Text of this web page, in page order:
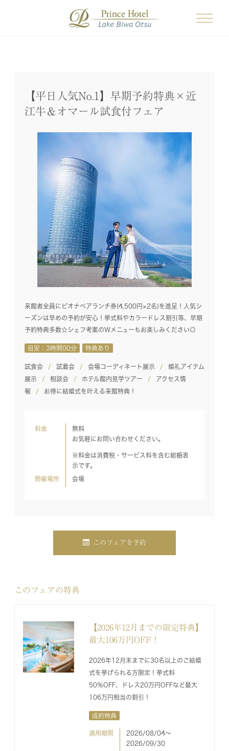
【平日人気No.1】早期予約特典×近
江牛＆オマール試食付フェア
来館者全員にビオナペアランチ券(4,500円×2名)を進呈！人気シ
ーズンは早めの予約が安心！挙式料やカラードレス割引等、早期
予約特典多数☆シェフ考案のWメニューもお楽しみください◎
目安：3時間00分 特典あり
試食会 試着会 会場コーディネート展示
婚礼アイテム
展示
相談会 ホテル館内見学ツアー
アクセス情
報
お得に結婚式を叶える来館特典！
料金
無料
お気軽にお問い合わせください。
※料金は消費税・サービス料を含む総額表
示です。
開催場所 会場
このフェアを予約
このフェアの特典
【2026年12月までの限定特典】
最大106万円OFF！
2026年12月末までに30名以上のご結婚
式を挙げられる方限定！挙式料
50％OFF、ドレス20万円OFFなど最大
106万円相当の割引！
成約特典
適用期間
2026/08/04〜
2026/09/30